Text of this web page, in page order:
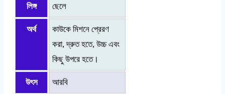
লিঙ্গ ছেলে
অর্থ
কাউকে মিশনে প্রেরণ
করা, দ্রুত হতে, উচ্চ এবং
কিছু উপরে হতে।
উৎস আরবি